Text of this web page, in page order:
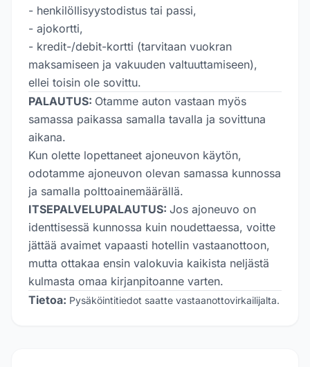
- henkilöllisyystodistus tai passi,
- ajokortti,
- kredit-/debit-kortti (tarvitaan vuokran
maksamiseen ja vakuuden valtuuttamiseen),
ellei toisin ole sovittu.
PALAUTUS: Otamme auton vastaan myös
samassa paikassa samalla tavalla ja sovittuna
aikana.
Kun olette lopettaneet ajoneuvon käytön,
odotamme ajoneuvon olevan samassa kunnossa
ja samalla polttoainemäärällä.
ITSEPALVELUPALAUTUS: Jos ajoneuvo on
identtisessä kunnossa kuin noudettaessa, voitte
jättää avaimet vapaasti hotellin vastaanottoon,
mutta ottakaa ensin valokuvia kaikista neljästä
kulmasta omaa kirjanpitoanne varten.
Tietoa: Pysäköintitiedot saatte vastaanottovirkailijalta.